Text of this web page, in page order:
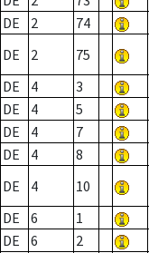
DE
2 74
DE
2 75
DE
4 3
DE
4 5
DE
4 7
DE
4 8
DE
4 10
DE
6 1
DE
6 2